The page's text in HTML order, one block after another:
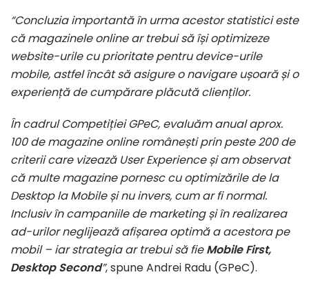
“Concluzia importantă în urma acestor statistici este
că magazinele online ar trebui să își optimizeze
website-urile cu prioritate pentru device-urile
mobile, astfel încât să asigure o navigare ușoară și o
experiență de cumpărare plăcută clienților.
În cadrul Competiției GPeC, evaluăm anual aprox.
100 de magazine online românești prin peste 200 de
criterii care vizează User Experience și am observat
că multe magazine pornesc cu optimizările de la
Desktop la Mobile și nu invers, cum ar fi normal.
Inclusiv în campaniile de marketing și în realizarea
ad-urilor neglijează afișarea optimă a acestora pe
mobil – iar strategia ar trebui să fieMobile First,
Desktop Second”, spune Andrei Radu (GPeC).